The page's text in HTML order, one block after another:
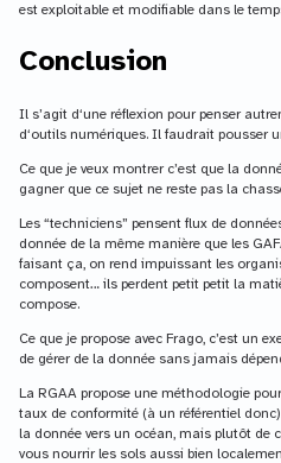
est exploitable et modifiable dans le
Conclusion
Il s’agit d‘une réflexion pour penser
d‘outils numériques. Il faudrait pousser
Ce que je veux montrer c’est que la
gagner que ce sujet ne reste pas la
Les “techniciens” pensent flux de
donnée de la même manière que les
faisant ça, on rend impuissant les
composent… ils perdent petit petit la
compose.
Ce que je propose avec Frago, c’est un
de gérer de la donnée sans jamais
La RGAA propose une méthodologie
taux de conformité (à un référentiel
la donnée vers un océan, mais plutôt de
vous nourrir les sols aussi bien